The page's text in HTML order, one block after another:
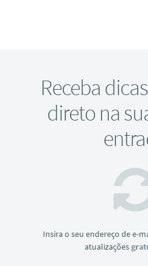
Receba
direto na
Insira o seu endereço de e-
atualizações